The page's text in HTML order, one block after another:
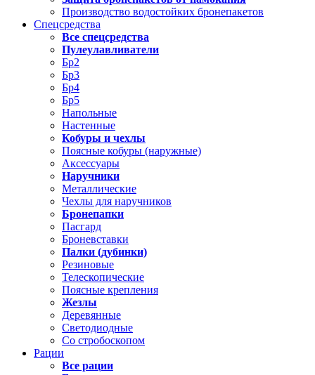
Производство водостойких бронепакетов
Спецсредства
Все спецсредства
Пулеулавливатели
Бр2
Бр3
Бр4
Бр5
Напольные
Настенные
Кобуры и чехлы
Поясные кобуры (наружные)
Аксессуары
Наручники
Металлические
Чехлы для наручников
Бронепапки
Пасгард
Броневставки
Палки (дубинки)
Резиновые
Телескопические
Поясные крепления
Жезлы
Деревянные
Светодиодные
Со стробоскопом
Рации
Все рации